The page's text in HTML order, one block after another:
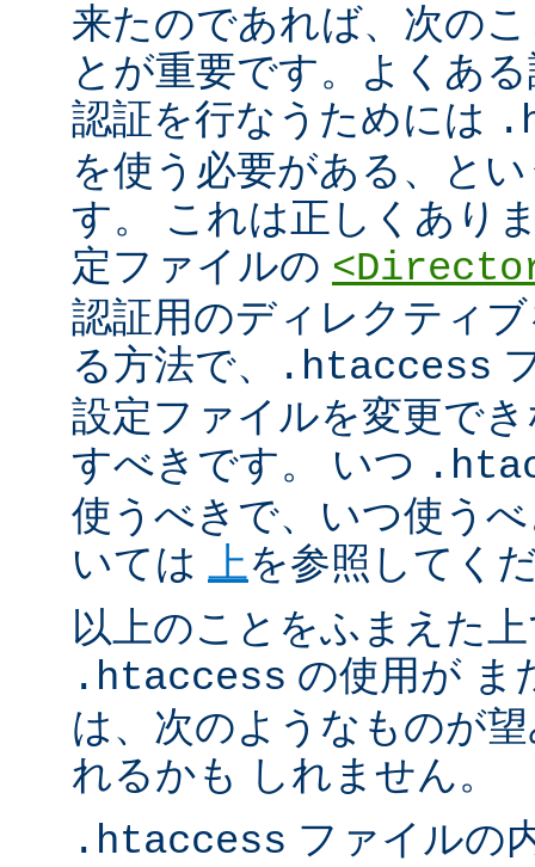
来たのであれば、次の
とが重要です。よくあ
認証を行なうためには
を使う必要がある、と
す。 これは正しくあり
定ファイルの
認証用のディレクティ
る方法で、
.htaccess
設定ファイルを変更で
すべきです。 いつ
使うべきで、いつ使う
いては
上 を参照してく
以上のことをふまえた
.htaccess の使用が ま
は、次のようなものが
れるかも しれません。
.htaccess ファイルの